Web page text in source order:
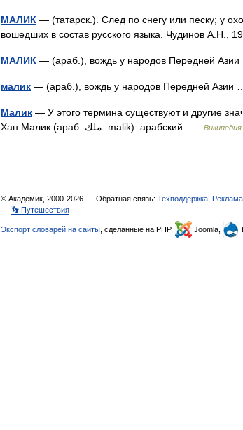
МАЛИК — (татарск.). След по снегу или песку; у
вошедших в состав русского языка. Чудинов А.Н.,
МАЛИК — (араб.), вождь у народов Передней
малик — (араб.), вождь у народов Передней Азии
Малик — У этого термина существуют и другие
Хан Малик (араб. ملك‎‎ malik) арабский …
Википедия
© Академик, 2000-2026 Обратная связь: Техподдержка
👣 Путешествия
Экспорт словарей на сайты , сделанные на PHP, Joomla,